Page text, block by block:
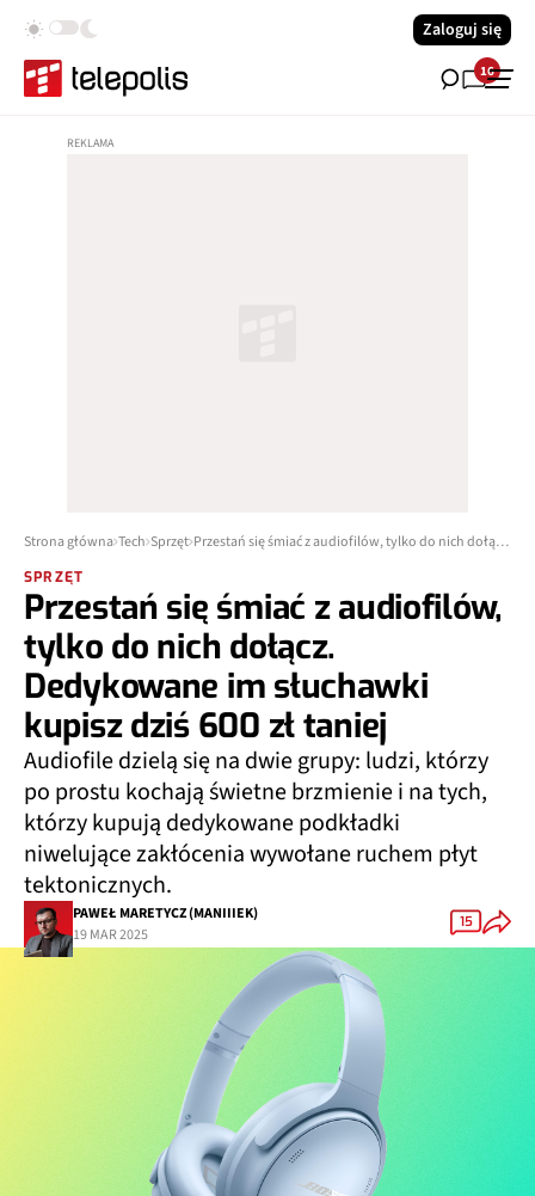
Zaloguj się
16
Strona główna Tech Sprzęt Przestań się śmiać z audiofilów, tylko do nich dołącz. Dedykowane im słuchawki kupisz dziś 600 zł taniej
SPRZĘT
Przestań się śmiać z audiofilów,
tylko do nich dołącz.
Dedykowane im słuchawki
kupisz dziś 600 zł taniej
Audiofile dzielą się na dwie grupy: ludzi, którzy
po prostu kochają świetne brzmienie i na tych,
którzy kupują dedykowane podkładki
niwelujące zakłócenia wywołane ruchem płyt
tektonicznych.
PAWEŁ MARETYCZ (MANIIIEK)
19 MAR 2025
15